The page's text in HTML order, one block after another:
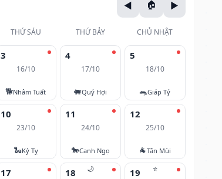
THỨ SÁU THỨ BẢY CHỦ NHẬT
3
16/10
🐕Nhâm Tuất
4
17/10
🐖Quý Hợi
5
18/10
🐀Giáp Tý
10
23/10
🐍Kỷ Tỵ
11
24/10
🐎Canh Ngọ
12
25/10
🐐Tân Mùi
17 🌙
18 ⭐
19